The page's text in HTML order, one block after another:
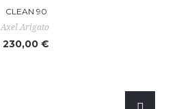
CLEAN 90
Axel Arigato
230,00 €